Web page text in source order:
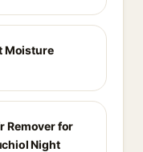
Moisture
Remover for
Night